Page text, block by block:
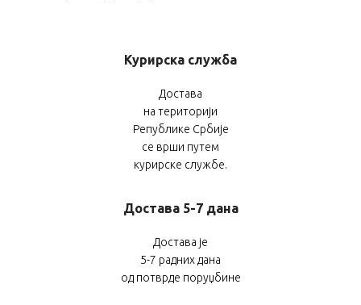
Курирска служба
Достава
на територији
Републике Србије
се врши путем
курирске службе.
Достава 5-7 дана
Достава је
5-7 радних дана
од потврде поруџбине